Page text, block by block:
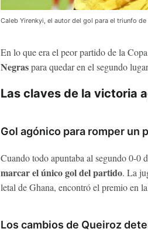
Caleb Yirenkyi, el autor del gol para el triunfo
En lo que era el peor partido de la
Negraspara quedar en el segundo
Las claves de la victoria
Gol agónico para romper un
Cuando todo apuntaba al segundo 0-0
marcar el único gol del partido. La
letal de Ghana, encontró el premio en
Los cambios de Queiroz